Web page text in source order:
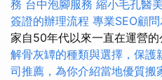
務 台中泡腳服務 縮小毛孔醫
簽證的辦理流程 專業SEO顧
家自50年代以來一直在運營的
解骨灰罈的種類與選擇，保護
司推薦，為你介紹當地優質搬